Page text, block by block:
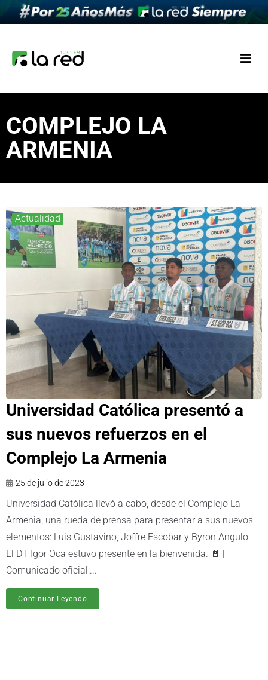
COMPLEJO LA
ARMENIA
Actualidad
Universidad Católica presentó a
sus nuevos refuerzos en el
Complejo La Armenia
25 de julio de 2023
Universidad Católica llevó a cabo, desde el Complejo La
Armenia, una rueda de prensa para presentar a sus nuevos
elementos: Luis Gustavino, Joffre Escobar y Byron Angulo.
El DT Igor Oca estuvo presente en la bienvenida. 📄 |
Comunicado oficial:...
Continuar Leyendo